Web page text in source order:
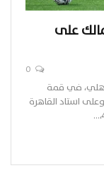
على
في قمة
استاد القاهرة